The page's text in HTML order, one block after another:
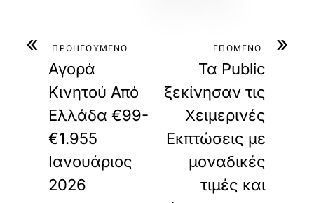
« ΠΡΟΗΓΟΥΜΕΝΟ
Αγορά
Κινητού Από
Ελλάδα €99-
€1.955
Ιανουάριος
2026
»
ΕΠΟΜΕΝΟ
Τα Public
ξεκίνησαν τις
Χειμερινές
Εκπτώσεις με
μοναδικές
τιμές και